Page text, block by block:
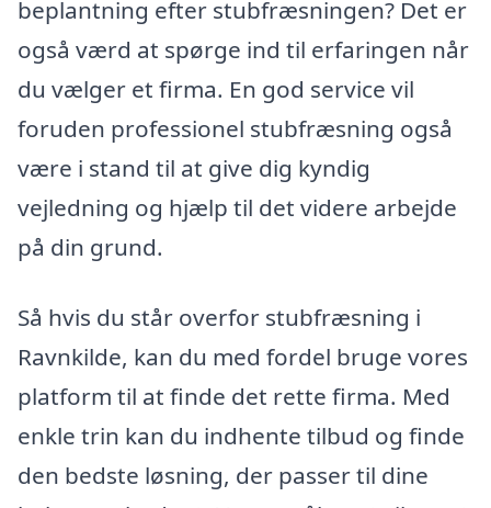
beplantning efter stubfræsningen? Det er
også værd at spørge ind til erfaringen når
du vælger et firma. En god service vil
foruden professionel stubfræsning også
være i stand til at give dig kyndig
vejledning og hjælp til det videre arbejde
på din grund.
Så hvis du står overfor stubfræsning i
Ravnkilde, kan du med fordel bruge vores
platform til at finde det rette firma. Med
enkle trin kan du indhente tilbud og finde
den bedste løsning, der passer til dine